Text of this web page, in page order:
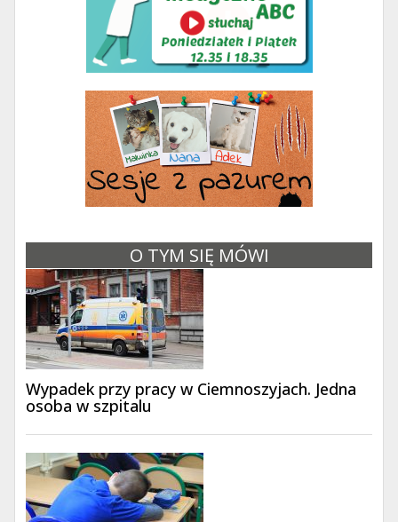
O TYM SIĘ MÓWI
Wypadek przy pracy w Ciemnoszyjach. Jedna
osoba w szpitalu